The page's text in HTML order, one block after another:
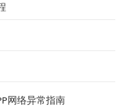
网络异常指南